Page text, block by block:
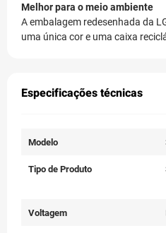
Melhor para o meio ambiente
A embalagem redesenhada da
uma única cor e uma caixa
Especificações técnicas
Modelo
Tipo de Produto
Voltagem